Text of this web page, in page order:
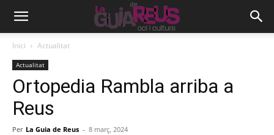
Inici Actualitat
Actualitat
Ortopedia Rambla arriba a
Reus
Per La Guia de Reus - 8 març, 2024